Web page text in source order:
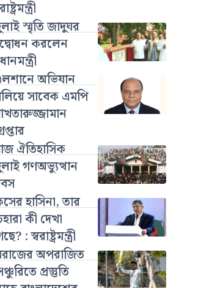
স্মৃতি জাদুঘর
করলেন
অভিযান
সাবেক এমপি
ঐতিহাসিক
গণঅভ্যুত্থান
হাসিনা, তার
কী দেখা
: স্বরাষ্ট্রমন্ত্রী
অপরাজিত
প্রস্তুতি